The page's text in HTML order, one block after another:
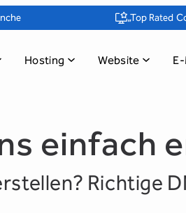
„Top Rated
Hosting Website
einfach
Richtige